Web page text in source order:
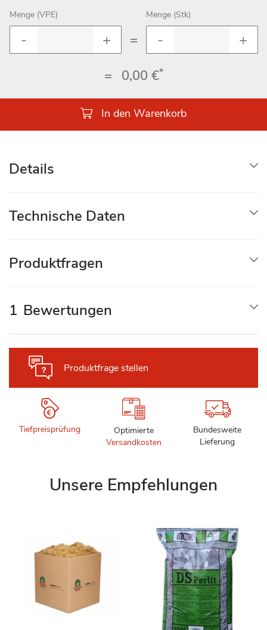
Menge (VPE)
=
Menge (Stk)
= 0,00 €*
In den Warenkorb
Produktfrage stellen
Tiefpreisprüfung
Optimierte
Versandkosten
Bundesweite
Lieferung
Details
Technische Daten
Produktfragen
1 Bewertungen
Unsere Empfehlungen